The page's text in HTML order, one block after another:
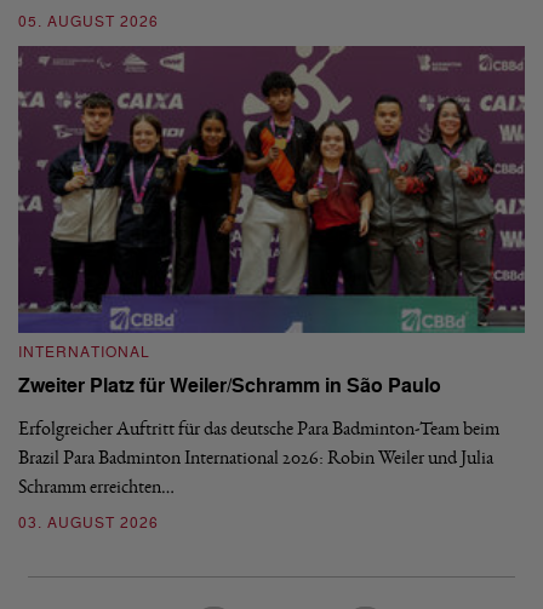
05. AUGUST 2026
INTERNATIONAL
Zweiter Platz für Weiler/Schramm in São Paulo
Erfolgreicher Auftritt für das deutsche Para Badminton-Team beim
Brazil Para Badminton International 2026: Robin Weiler und Julia
Schramm erreichten…
03. AUGUST 2026